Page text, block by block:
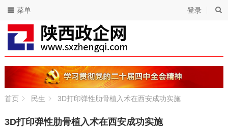
登录
菜单
首页 民生 3D打印弹性肋骨植入术在西安成功实施
3D打印弹性肋骨植入术在西安成功实施